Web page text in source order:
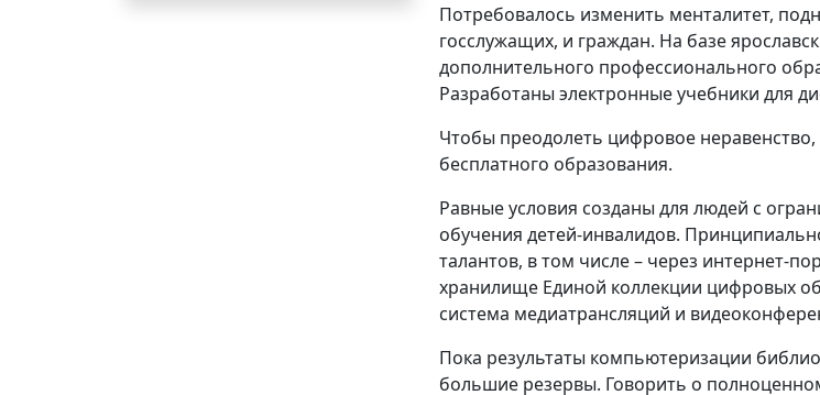
Потребовалось изменить менталитет,
госслужащих, и граждан. На базе
дополнительного профессионального
Разработаны электронные учебники для
Чтобы преодолеть цифровое
бесплатного образования.
Равные условия созданы для людей с
обучения детей-инвалидов.
талантов, в том числе – через интернет-
хранилище Единой коллекции цифровых
система медиатрансляций и
Пока результаты компьютеризации
большие резервы. Говорить о